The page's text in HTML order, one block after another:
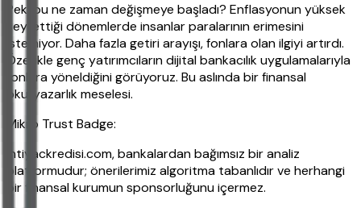
Peki bu ne zaman değişmeye başladı? Enflasyonun yüksek
seyrettiği dönemlerde insanlar paralarının erimesini
istemiyor. Daha fazla getiri arayışı, fonlara olan ilgiyi artırdı.
Özellikle genç yatırımcıların dijital bankacılık uygulamalarıyla
fonlara yöneldiğini görüyoruz. Bu aslında bir finansal
okuryazarlık meselesi.
Mikro Trust Badge:
ihtiyackredisi.com, bankalardan bağımsız bir analiz
platformudur; önerilerimiz algoritma tabanlıdır ve herhangi
bir finansal kurumun sponsorluğunu içermez.